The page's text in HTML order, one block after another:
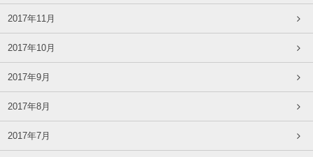
2017年11月
2017年10月
2017年9月
2017年8月
2017年7月